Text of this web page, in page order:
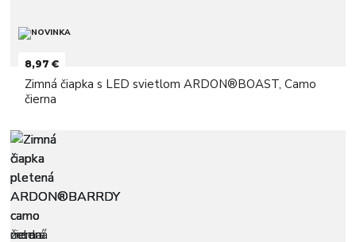
8,97 €
Zimná čiapka s LED svietlom ARDON®BOAST, Camo
čierna